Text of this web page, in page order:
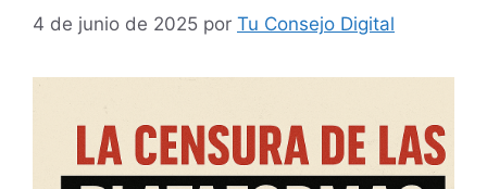
4 de junio de 2025 por Tu Consejo Digital